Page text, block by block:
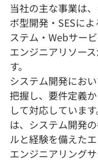
当社の主な事業は
ボ型開発・SESに
ステム・Webサー
エンジニアリソー
す。
システム開発にお
把握し、要件定義
して対応していま
は、システム開発
ルと経験を備えた
エンジニアリング